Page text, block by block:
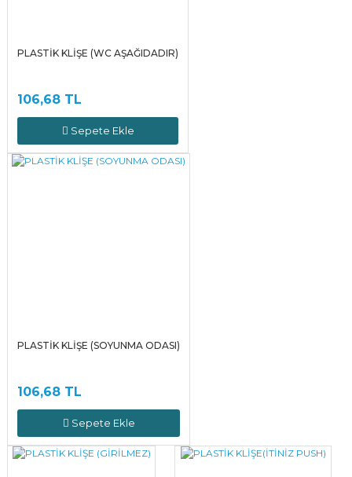
PLASTİK KLİŞE (WC AŞAĞIDADIR)
106,68 TL
Sepete Ekle
PLASTİK KLİŞE (SOYUNMA ODASI)
106,68 TL
Sepete Ekle